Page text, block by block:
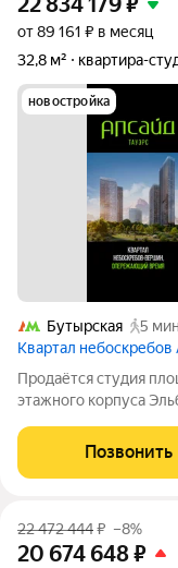
от 89 161 ₽ в месяц
32,8 м²
квартира-
новостройка
Бутырская
5
Квартал небоскребов
Продаётся студия
этажного корпуса
очередь,
квартиры Кв.3605.
Позвонить
22 472 444₽ –8%
20 674 648₽